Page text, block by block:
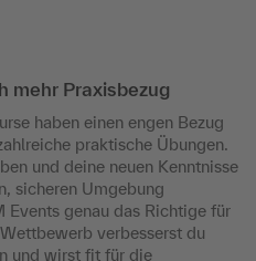
mehr Praxisbezug
haben einen engen Bezug
praktische Übungen.
und deine neuen Kenntnisse
sicheren Umgebung
Events genau das Richtige für
verbesserst du
und wirst fit für die